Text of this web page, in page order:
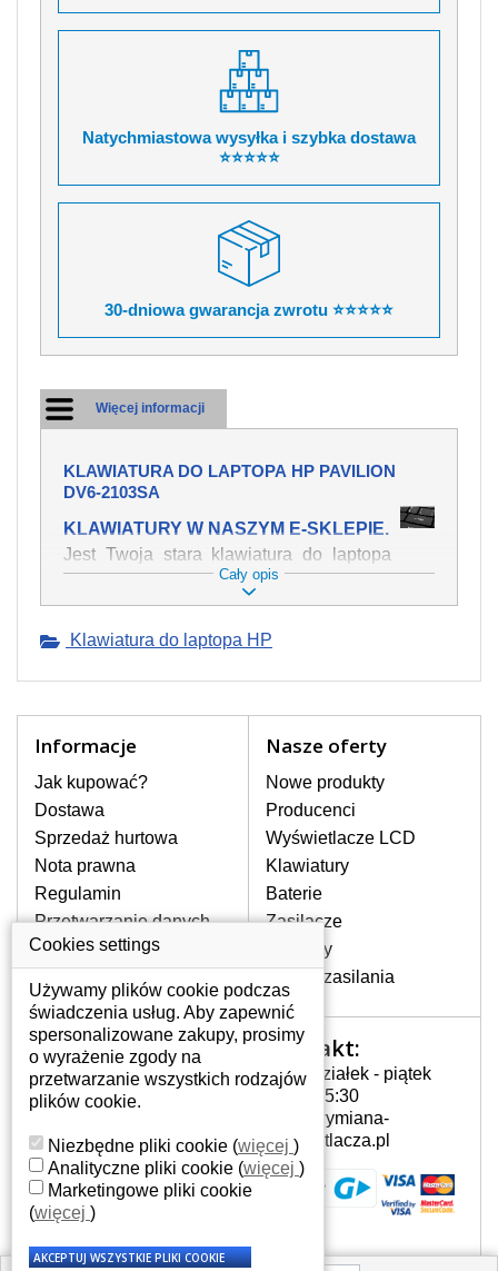
Natychmiastowa wysyłka i szybka dostawa
⭐⭐⭐⭐⭐
30-dniowa gwarancja zwrotu ⭐⭐⭐⭐⭐
Więcej informacji
KLAWIATURA DO LAPTOPA HP PAVILION
DV6-2103SA
KLAWIATURY W NASZYM E-SKLEPIE.
Jest Twoja stara klawiatura do laptopa
HP Pavilion dv6-2103sa mechanicznie
uszkodzona, polałeś ją płynem, który
swojej pozycji? Kup nową klawiaturę,
Oferujemy oryginalne klawiatury w
stronie internetowej ją znajdziesz za
pomocy wyszukiwarki. Wystarczy znać
model laptopa. Przy każdej klawiaturze
nie może brakować szczególowe zdjęcie
do aktualnego stanu naszego magazynu.
W JAKI SPOSÓB MOŻE SIĘ
PRZEJAWIAĆ USTERKA
Częstymi objawami są pomijanie liter
czy wyświetlanie innych liter oraz
dublowanie tych samych znaków. W
przypadku podlicia klawisze nie
powrócą do pierwotnej pozycji. Albo
też uszkodzenie mechaniczne, np.
JAK TO DZIAŁA?
Klawiatura składa się z kilku
warstw folii, z których przewodzą
przewodzące warstwy.
Cały opis
Klawiatura do laptopa HP
Informacje
Jak kupować?
Dostawa
Sprzedaż hurtowa
Nota prawna
Regulamin
Przetwarzanie danych
osobowych
Gdzie nas znajdziesz
Nasze oferty
Nowe produkty
Producenci
Wyświetlacze LCD
Klawiatury
Baterie
Zasilacze
Zawiasy
Złącza zasilania
Twoje konto
Twoje konto
Dane osobowe
Adresy
Historia zamówień
Kontakt:
Poniedziałek - piątek
7:00 - 15:30
info@wymiana-
wyswietlacza.pl
Cookies settings
Używamy plików cookie podczas
świadczenia usług. Aby zapewnić
spersonalizowane zakupy, prosimy
o wyrażenie zgody na
przetwarzanie wszystkich rodzajów
plików cookie.
Niezbędne pliki cookie (więcej )
Analityczne pliki cookie (więcej )
Marketingowe pliki cookie
(więcej )